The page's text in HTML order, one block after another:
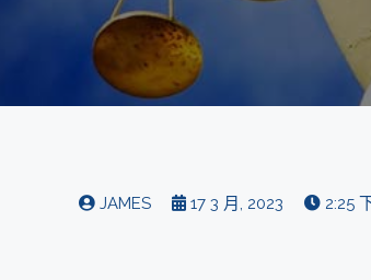
JAMES 17 3 月, 2023 2:25